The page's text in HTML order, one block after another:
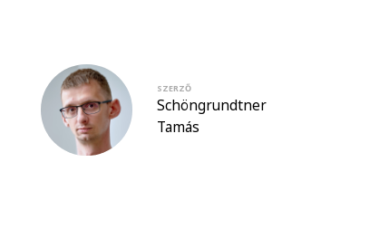
SZERZŐ
Schöngrundtner
Tamás